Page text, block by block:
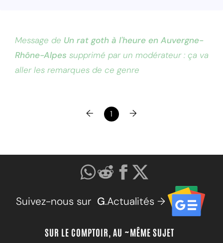
Message de Un rat goth à l'heure en Auvergne-
Rhône-Alpes supprimé par un modérateur : ça va
aller les remarques de ce genre
← 1 →
Suivez-nous sur G.Actualités →
SUR LE COMPTOIR, AU ~MÊME SUJET